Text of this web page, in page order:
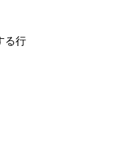
る行